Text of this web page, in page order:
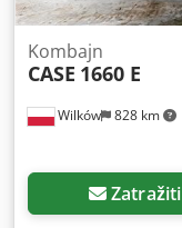
Wilków 828 km
Kombajn
CASE 1660 E
Zatražiti